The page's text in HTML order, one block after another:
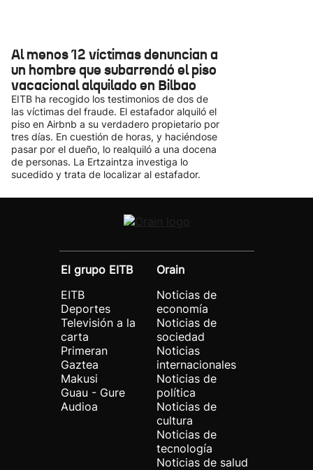
Al menos 12 víctimas denuncian a
un hombre que subarrendó el piso
vacacional alquilado en Bilbao
EITB ha recogido los testimonios de dos de
las víctimas del fraude. El estafador alquiló el
piso en Airbnb a su verdadero propietario por
tres días. En cuestión de horas, y haciéndose
pasar por el dueño, lo realquiló a una docena
de personas. La Ertzaintza investiga lo
sucedido y trata de localizar al estafador.
El grupo EITB
EITB
Deportes
Televisión a la
carta
Primeran
Gaztea
Makusi
Guau - Gure
Audioa
Orain
Noticias de
economía
Noticias de
sociedad
Noticias
internacionales
Noticias de
política
Noticias de
cultura
Noticias de
tecnología
Noticias de salud